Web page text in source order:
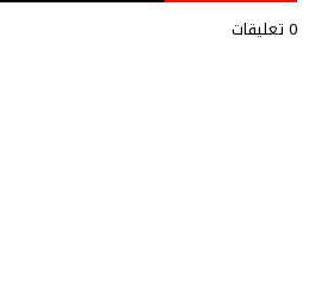
0 تعليقات